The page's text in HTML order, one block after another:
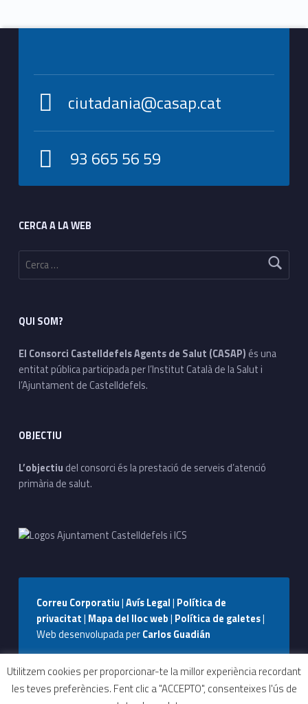
Footer info sidebar
ciutadania@casap.cat
93 665 56 59
CERCA A LA WEB
Cerca:
QUI SOM?
El Consorci Castelldefels Agents de Salut (CASAP) és una
entitat pública participada per l’Institut Català de la Salut i
l’Ajuntament de Castelldefels.
OBJECTIU
L’objectiu del consorci és la prestació de serveis d’atenció
primària de salut.
Correu Corporatiu|Avís Legal| Política de
privacitat| Mapa del lloc web| Política de galetes|
Web desenvolupada perCarlos Guadián
Seguiu-nos a Facebook
Seguiu-nos a Instagram
Seguiu-nos a WhatsApp
Back to top ↑
Utilitzem cookies per proporcionar-te la millor experiència recordant
les teves preferències. Fent clic a "ACCEPTO", consenteixes l'ús de